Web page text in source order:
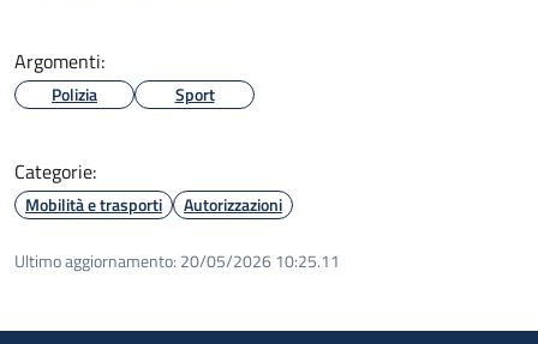
Argomenti:
Polizia Sport
Categorie:
Mobilità e trasporti Autorizzazioni
Ultimo aggiornamento: 20/05/2026 10:25.11